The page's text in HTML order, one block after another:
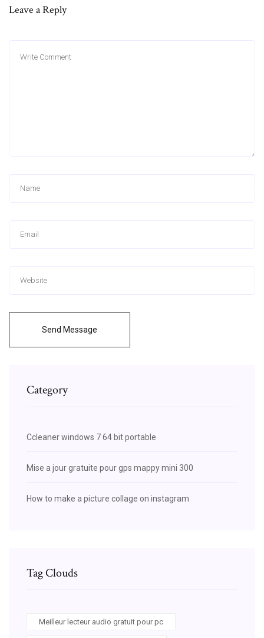
Leave a Reply
Send Message
Category
Ccleaner windows 7 64 bit portable
Mise a jour gratuite pour gps mappy mini 300
How to make a picture collage on instagram
Tag Clouds
Meilleur lecteur audio gratuit pour pc